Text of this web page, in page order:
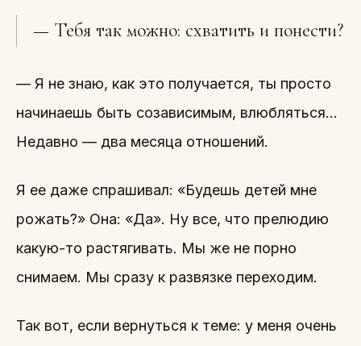
— Тебя так можно: схватить и понести?
— Я не знаю, как это получается, ты просто
начинаешь быть созависимым, влюбляться…
Недавно — два месяца отношений.
Я ее даже спрашивал: «Будешь детей мне
рожать?» Она: «Да». Ну все, что прелюдию
какую-то растягивать. Мы же не порно
снимаем. Мы сразу к развязке переходим.
Так вот, если вернуться к теме: у меня очень